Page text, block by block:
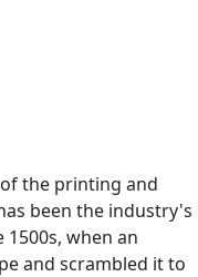
the printing and
been the industry's
when an
and scrambled it to